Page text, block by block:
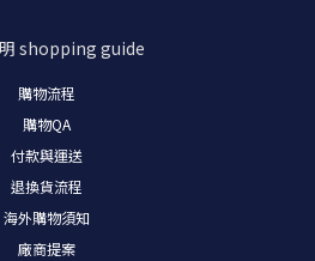
shopping guide
購物流程
購物QA
付款與運送
退換貨流程
海外購物須知
廠商提案